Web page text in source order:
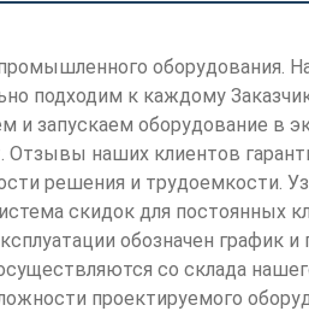
оборудования.
подходим к каждому
и запускаем оборудование в
Отзывы наших клиентов
решения и трудоемкости.
скидок для постоянных
обозначен график и
со склада
проектируемого